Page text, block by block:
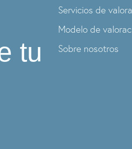
tu
Servicios de
Modelo de
Sobre nosotros